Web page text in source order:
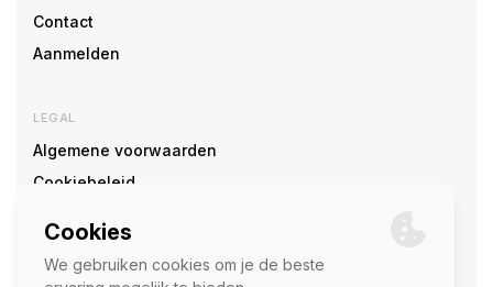
Contact
Aanmelden
LEGAL
Algemene voorwaarden
Cookiebeleid
SOCIAL